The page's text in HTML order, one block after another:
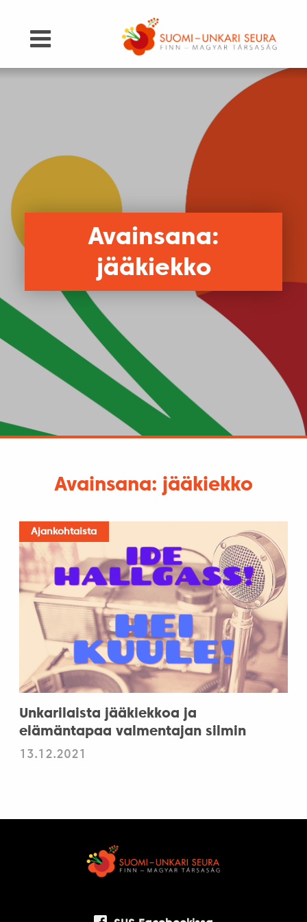
Avainsana:
jääkiekko
Avainsana: jääkiekko
Ajankohtaista
Unkarilaista jääkiekkoa ja
elämäntapaa valmentajan silmin
13.12.2021